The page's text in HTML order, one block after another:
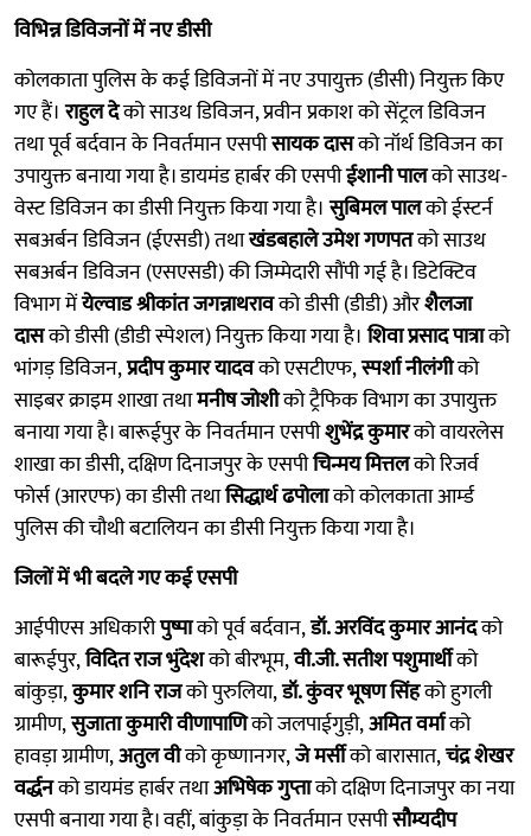
विभिन्न डिविजनों में नए डीसी
कोलकाता पुलिस के कई डिविजनों में नए उपायुक्त (डीसी) नियुक्त किए
गए हैं।राहुल देको साउथ डिविजन, प्रवीन प्रकाश को सेंट्रल डिविजन
तथा पूर्व बर्दवान के निवर्तमान एसपीसायक दासको नॉर्थ डिविजन का
उपायुक्त बनाया गया है। डायमंड हार्बर की एसपीईशानी पालको साउथ-
वेस्ट डिविजन का डीसी नियुक्त किया गया है।सुबिमल पालको ईस्टर्न
सबअर्बन डिविजन (ईएसडी) तथाखंडबहाले उमेश गणपतको साउथ
सबअर्बन डिविजन (एसएसडी) की जिम्मेदारी सौंपी गई है। डिटेक्टिव
विभाग मेंयेल्वाड श्रीकांत जगन्नाथरावको डीसी (डीडी) औरशैलजा
दासको डीसी (डीडी स्पेशल) नियुक्त किया गया है।शिवा प्रसाद पात्राको
भांगड़ डिविजन,प्रदीप कुमार यादवको एसटीएफ,स्पर्शा नीलंगीको
साइबर क्राइम शाखा तथामनीष जोशीको ट्रैफिक विभाग का उपायुक्त
बनाया गया है। बारूईपुर के निवर्तमान एसपीशुभेंद्र कुमारको वायरलेस
शाखा का डीसी, दक्षिण दिनाजपुर के एसपीचिन्मय मित्तलको रिजर्व
फोर्स (आरएफ) का डीसी तथासिद्धार्थ ढपोलाको कोलकाता आर्म्ड
पुलिस की चौथी बटालियन का डीसी नियुक्त किया गया है।
जिलों में भी बदले गए कई एसपी
आईपीएस अधिकारीपुष्पाको पूर्व बर्दवान,डॉ. अरविंद कुमार आनंदको
बारूईपुर,विदित राज भुंदेशको बीरभूम,वी.जी. सतीश पशुमार्थीको
बांकुड़ा,कुमार शनि राजको पुरुलिया,डॉ. कुंवर भूषण सिंहको हुगली
ग्रामीण,सुजाता कुमारी वीणापाणिको जलपाईगुड़ी,अमित वर्माको
हावड़ा ग्रामीण,अतुल वीको कृष्णानगर,जे मर्सीको बारासात,चंद्र शेखर
वर्द्धनको डायमंड हार्बर तथाअभिषेक गुप्ताको दक्षिण दिनाजपुर का नया
एसपी बनाया गया है। वहीं, बांकुड़ा के निवर्तमान एसपीसौम्यदीप